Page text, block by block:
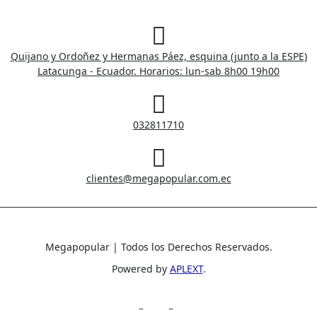
Quijano y Ordoñez y Hermanas Páez, esquina (junto a la ESPE)
Latacunga - Ecuador. Horarios: lun-sab 8h00 19h00
032811710
clientes@megapopular.com.ec
Megapopular | Todos los Derechos Reservados.
Powered by APLEXT.